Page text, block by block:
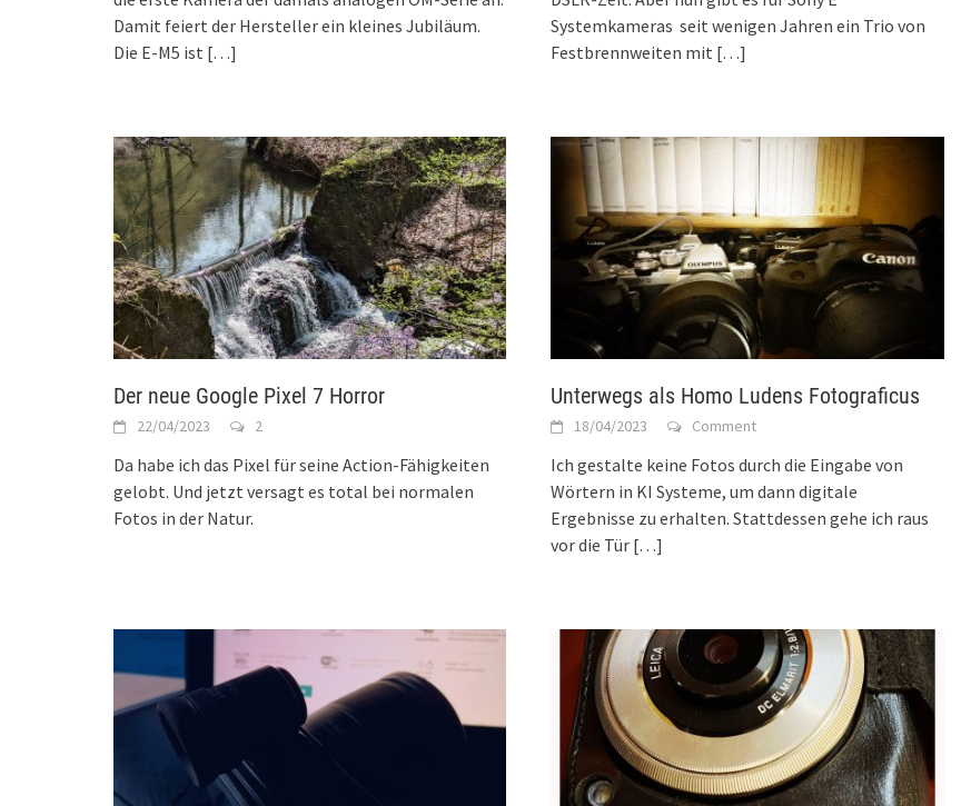
Damit feiert der Hersteller ein kleines Jubiläum.
Die E-M5 ist […]
Systemkameras seit wenigen Jahren ein Trio von
Festbrennweiten mit […]
Der neue Google Pixel 7 Horror
22/04/2023 2
Da habe ich das Pixel für seine Action-Fähigkeiten
gelobt. Und jetzt versagt es total bei normalen
Fotos in der Natur.
Unterwegs als Homo Ludens Fotograficus
18/04/2023 Comment
Ich gestalte keine Fotos durch die Eingabe von
Wörtern in KI Systeme, um dann digitale
Ergebnisse zu erhalten. Stattdessen gehe ich raus
vor die Tür […]